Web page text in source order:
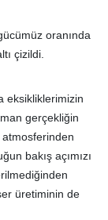
oranında
çizildi.
eksikliklerimizin
gerçekliğin
atmosferinden
bakış açımızı
üretiminin de